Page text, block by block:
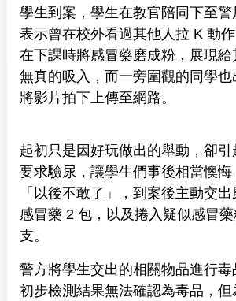
學生到案，學生在教官陪同下至
表示曾在校外看過其他人拉 K 動
在下課時將感冒藥磨成粉，展現
無真的吸入，而一旁圍觀的同學也
將影片拍下上傳至網路。
起初只是因好玩做出的舉動，卻
要求驗尿，讓學生們事後相當懊
「以後不敢了」，到案後主動交出
感冒藥 2 包，以及捲入疑似感冒
支。
警方將學生交出的相關物品進行毒
初步檢測結果無法確認為毒品，但